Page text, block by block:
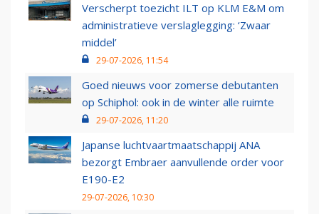
Verscherpt toezicht ILT op KLM E&M om
administratieve verslaglegging: ‘Zwaar
middel’
29-07-2026, 11:54
Goed nieuws voor zomerse debutanten
op Schiphol: ook in de winter alle ruimte
29-07-2026, 11:20
Japanse luchtvaartmaatschappij ANA
bezorgt Embraer aanvullende order voor
E190-E2
29-07-2026, 10:30